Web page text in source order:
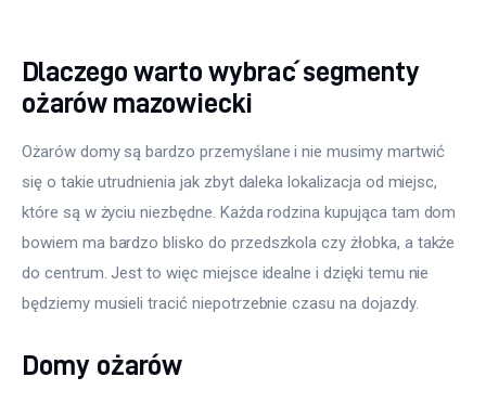
Dlaczego warto wybrać segmenty
ożarów mazowiecki
Ożarów domy są bardzo przemyślane i nie musimy martwić
się o takie utrudnienia jak zbyt daleka lokalizacja od miejsc,
które są w życiu niezbędne. Każda rodzina kupująca tam dom
bowiem ma bardzo blisko do przedszkola czy żłobka, a także
do centrum. Jest to więc miejsce idealne i dzięki temu nie
będziemy musieli tracić niepotrzebnie czasu na dojazdy.
Domy ożarów